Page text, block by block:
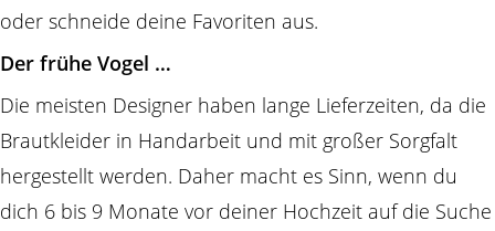
oder schneide deine Favoriten aus.
Der frühe Vogel …
Die meisten Designer haben lange Lieferzeiten, da die
Brautkleider in Handarbeit und mit großer Sorgfalt
hergestellt werden. Daher macht es Sinn, wenn du
dich 6 bis 9 Monate vor deiner Hochzeit auf die Suche